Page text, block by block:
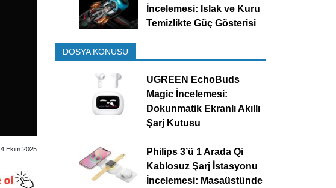
4 Ekim 2025
İncelemesi: Islak ve Kuru
Temizlikte Güç Gösterisi
DOSYA KONUSU
UGREEN EchoBuds
Magic İncelemesi:
Dokunmatik Ekranlı Akıllı
Şarj Kutusu
Philips 3’ü 1 Arada Qi
Kablosuz Şarj İstasyonu
İncelemesi: Masaüstünde